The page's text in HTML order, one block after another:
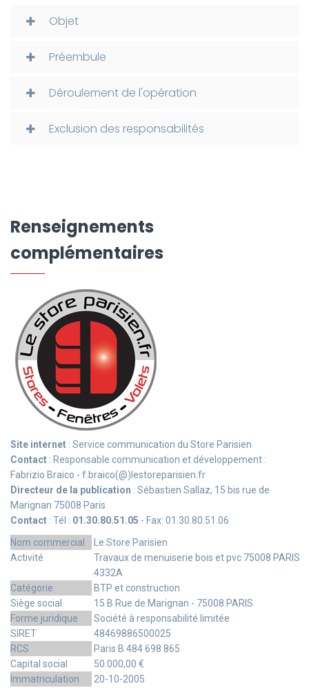
Objet
Préembule
Déroulement de l'opération
Exclusion des responsabilités
Renseignements
complémentaires
Site internet : Service communication du Store Parisien
Contact : Responsable communication et développement :
Fabrizio Braico - f.braico(@)lestoreparisien.fr
Directeur de la publication : Sébastien Sallaz, 15 bis rue de
Marignan 75008 Paris
Contact : Tél : 01.30.80.51.05 - Fax: 01.30.80.51.06
Nom commercial
Le Store Parisien
Activité
Travaux de menuiserie bois et pvc 75008 PARIS
4332A
Catégorie
BTP et construction
Siège social
15 B Rue de Marignan - 75008 PARIS
Forme juridique
Société à responsabilité limitée
SIRET
48469886500025
RCS
Paris B 484 698 865
Capital social
50.000,00 €
Immatriculation
20-10-2005